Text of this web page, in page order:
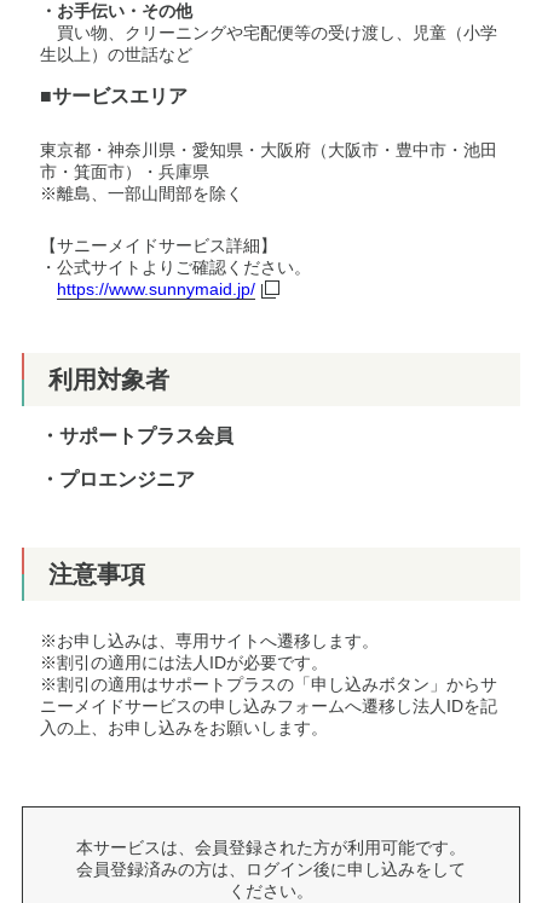
・お手伝い・その他
買い物、クリーニングや宅配便等の受け渡し、児童（小学
生以上）の世話など
■サービスエリア
東京都・神奈川県・愛知県・大阪府（大阪市・豊中市・池田
市・箕面市）・兵庫県
※離島、一部山間部を除く
【サニーメイドサービス詳細】
・公式サイトよりご確認ください。
https://www.sunnymaid.jp/
利用対象者
・サポートプラス会員
・プロエンジニア
注意事項
※お申し込みは、専用サイトへ遷移します。
※割引の適用には法人IDが必要です。
※割引の適用はサポートプラスの「申し込みボタン」からサ
ニーメイドサービスの申し込みフォームへ遷移し法人IDを記
入の上、お申し込みをお願いします。
本サービスは、会員登録された方が利用可能です。
会員登録済みの方は、ログイン後に申し込みをして
ください。